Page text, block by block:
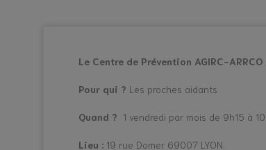
Le Centre de Prévention AGIRC-ARRCO
Pour qui ? Les proches aidants
Quand ? 1 vendredi par mois de 9h15 à
Lieu : 19 rue Domer 69007 LYON.